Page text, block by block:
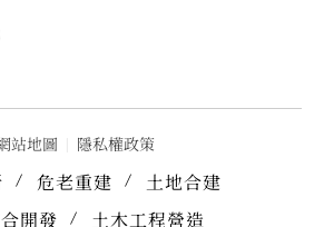
站地圖 隱私權政策
危老重建
土地合建
開發
土木工程營造